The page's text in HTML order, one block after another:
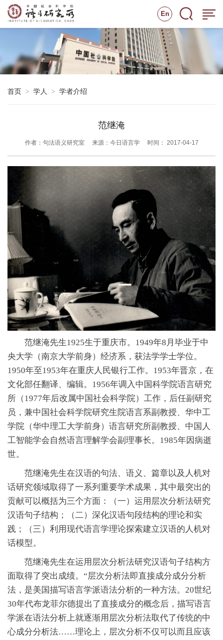
En
首页 > 学人 > 学者介绍
范继淹
作者：句法语义研究室 来源：今日语言学 时间： 2017-04-17
范继淹先生1925生于重庆市。1949年8月毕业于中
央大学（南京大学前身）经济系，获法学学士学位。
1950年至1953年在重庆人民银行工作。1953年晋京，在
文化部任翻译、编辑。1956年调入中国科学院语言研究
所（1977年后改属中国社会科学院）工作，后任副研究
员，兼中国社会科学院研究生院语言系副教授、华中工
学院（华中理工大学前身）语言研究所副教授、中国人
工智能学会自然语言理解学会副理事长。1985年因病逝
世。
范继淹先生在汉语的句法、语义、篇章以及人机对
话研究领域取得了一系列重要学术成果，其中最突出的
贡献可以概括为三个方面：（一）运用层次分析法研究
汉语句子结构；（二）深化汉语句段结构的理论和实
践；（三）利用现代语言学理论探索建立汉语的人机对
话模型。
范继淹先生在运用层次分析法研究汉语句子结构方
面取得了突出成绩。“层次分析法即直接成分成分分析
法，是美国描写语言学派语法分析的一种方法。20世纪
30年代布龙菲尔德提出了直接成分的概念后，描写语言
学派在语法分析上就逐渐用层次分析法取代了传统的中
心成分分析法……理论上，层次分析不仅可以而且应该